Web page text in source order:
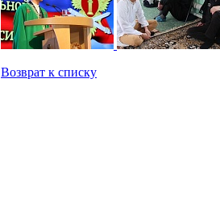
Возврат к списку